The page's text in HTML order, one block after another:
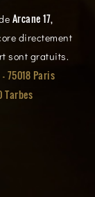
Arcane 17,
directement
sont gratuits.
75018 Paris
Tarbes